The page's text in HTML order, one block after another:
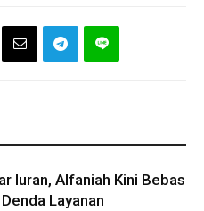
Iuran, Alfaniah Kini Bebas
Layanan